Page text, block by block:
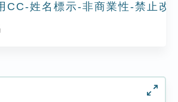
CC-姓名標示-非商業性-禁止改